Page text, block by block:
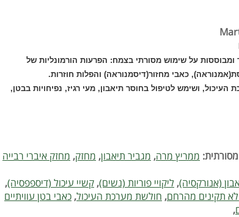
ומבוססות על שימוש מסורתי בצמח: הפרעות הורמונליות של
כאבי מחזור(דיסמנוראה) והפלות חוזרות.
ושימש לטיפול בחוסר תיאבון, מעי רגיז, נפיחויות בבטן,
ממריץ מרה, מגביר תיאבון, מחזק, מחזק איברי רבייה
(אנורקסיה), ליקויי פוריות (נשים), קשיי עיכול (דיספפסיה),
לא תקינים מהרחם, חולשת מערכת העיכול, כאבי בטן עוויתיים
,